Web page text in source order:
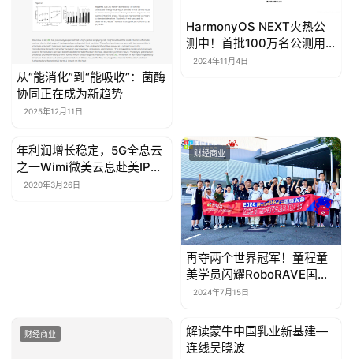
从“能消化”到“能吸收”：菌酶
协同正在成为新趋势
2025年12月11日
HarmonyOS NEXT火热公
测中！首批100万名公测用
户速来领取多重权益
2024年11月4日
财经商业
年利润增长稳定，5G全息云
之一Wimi微美云息赴美IPO
纳斯达克上市
2020年3月26日
财经商业
再夺两个世界冠军！童程童
美学员闪耀RoboRAVE国际
大会
2024年7月15日
财经商业 财经商业
解读蒙牛中国乳业新基建—
连线吴晓波